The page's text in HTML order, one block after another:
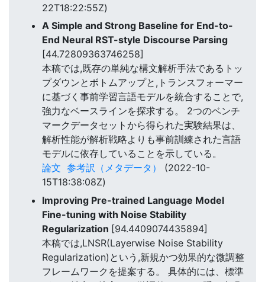
22T18:22:55Z)
A Simple and Strong Baseline for End-to-
End Neural RST-style Discourse Parsing
[44.72809363746258]
本稿では,既存の単純な構文解析手法であるトッ
プダウンとボトムアップと,トランスフォーマー
に基づく事前学習言語モデルを統合することで,
強力なベースラインを探求する。 2つのベンチ
マークデータセットから得られた実験結果は、
解析性能が解析戦略よりも事前訓練された言語
モデルに依存していることを示している。
論文 参考訳（メタデータ）
(2022-10-
15T18:38:08Z)
Improving Pre-trained Language Model
Fine-tuning with Noise Stability
Regularization [94.4409074435894]
本稿では,LNSR(Layerwise Noise Stability
Regularization)という,新規かつ効果的な微調整
フレームワークを提案する。 具体的には、標準